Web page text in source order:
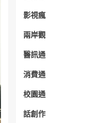
影視瘋
兩岸觀
醫訊通
消費通
校園通
話創作